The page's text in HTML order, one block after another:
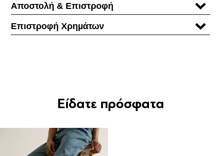
Αποστολή & Επιστροφή
Επιστροφή Χρηµάτων
Είδατε πρόσφατα